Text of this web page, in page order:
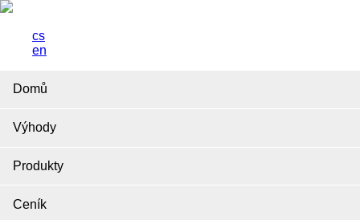
cs
en
Domů
Výhody
Produkty
Ceník